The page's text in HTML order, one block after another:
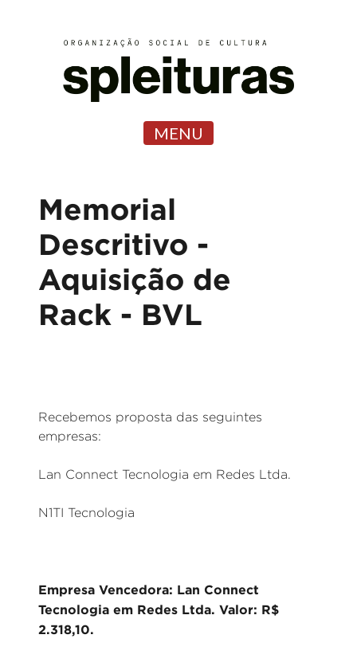
MENU
Memorial
Descritivo -
Aquisição de
Rack - BVL
Recebemos proposta das seguintes
empresas:
Lan Connect Tecnologia em Redes Ltda.
N1TI Tecnologia
Empresa Vencedora: Lan Connect
Tecnologia em Redes Ltda. Valor: R$
2.318,10.